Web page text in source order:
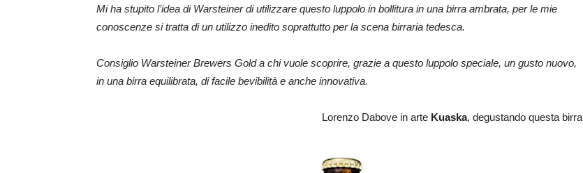
Mi ha stupito l’idea di Warsteiner di utilizzare questo luppolo in bollitura in una birra ambrata, per le mie
conoscenze si tratta di un utilizzo inedito soprattutto per la scena birraria tedesca.
Consiglio Warsteiner Brewers Gold a chi vuole scoprire, grazie a questo luppolo speciale, un gusto nuovo,
in una birra equilibrata, di facile bevibilità e anche innovativa.
Lorenzo Dabove in arte Kuaska, degustando questa birra